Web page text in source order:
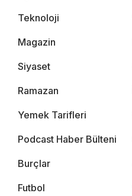
Teknoloji
Magazin
Siyaset
Ramazan
Yemek Tarifleri
Podcast Haber Bülteni
Burçlar
Futbol